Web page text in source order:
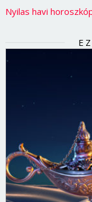
Nyilas havi